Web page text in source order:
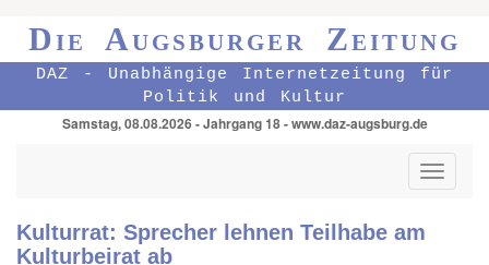
Die Augsburger Zeitung
DAZ - Unabhängige Internetzeitung für
Politik und Kultur
Samstag, 08.08.2026 - Jahrgang 18 - www.daz-augsburg.de
Toggle
Kulturrat: Sprecher lehnen Teilhabe am
Kulturbeirat ab